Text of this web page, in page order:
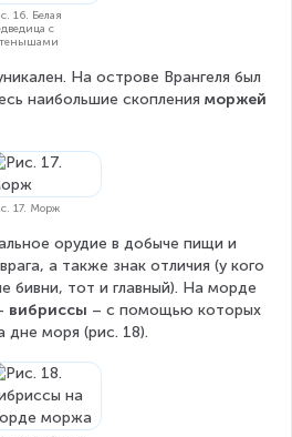
16. Белая
с
На острове Врангеля был
наибольшие скопления моржей
17. Морж
орудие в добыче пищи и
а также знак отличия (у кого
бивни, тот и главный). На морде
вибриссы – с помощью которых
моря (рис. 18).